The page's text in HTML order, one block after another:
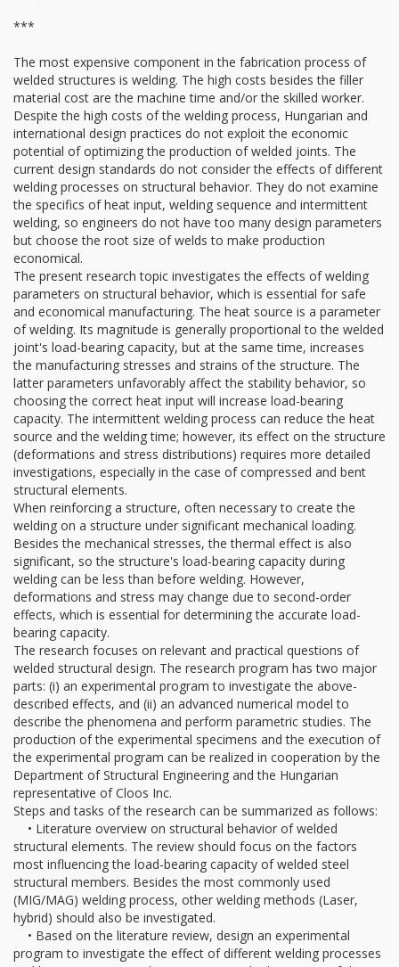
***
The most expensive component in the fabrication process of
welded structures is welding. The high costs besides the filler
material cost are the machine time and/or the skilled worker.
Despite the high costs of the welding process, Hungarian and
international design practices do not exploit the economic
potential of optimizing the production of welded joints. The
current design standards do not consider the effects of different
welding processes on structural behavior. They do not examine
the specifics of heat input, welding sequence and intermittent
welding, so engineers do not have too many design parameters
but choose the root size of welds to make production
economical.
The present research topic investigates the effects of welding
parameters on structural behavior, which is essential for safe
and economical manufacturing. The heat source is a parameter
of welding. Its magnitude is generally proportional to the welded
joint's load-bearing capacity, but at the same time, increases
the manufacturing stresses and strains of the structure. The
latter parameters unfavorably affect the stability behavior, so
choosing the correct heat input will increase load-bearing
capacity. The intermittent welding process can reduce the heat
source and the welding time; however, its effect on the structure
(deformations and stress distributions) requires more detailed
investigations, especially in the case of compressed and bent
structural elements.
When reinforcing a structure, often necessary to create the
welding on a structure under significant mechanical loading.
Besides the mechanical stresses, the thermal effect is also
significant, so the structure's load-bearing capacity during
welding can be less than before welding. However,
deformations and stress may change due to second-order
effects, which is essential for determining the accurate load-
bearing capacity.
The research focuses on relevant and practical questions of
welded structural design. The research program has two major
parts: (i) an experimental program to investigate the above-
described effects, and (ii) an advanced numerical model to
describe the phenomena and perform parametric studies. The
production of the experimental specimens and the execution of
the experimental program can be realized in cooperation by the
Department of Structural Engineering and the Hungarian
representative of Cloos Inc.
Steps and tasks of the research can be summarized as follows:
• Literature overview on structural behavior of welded
structural elements. The review should focus on the factors
most influencing the load-bearing capacity of welded steel
structural members. Besides the most commonly used
(MIG/MAG) welding process, other welding methods (Laser,
hybrid) should also be investigated.
• Based on the literature review, design an experimental
program to investigate the effect of different welding processes